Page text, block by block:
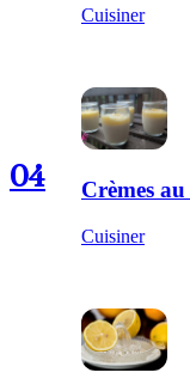
Cuisiner
04 Crèmes
Cuisiner